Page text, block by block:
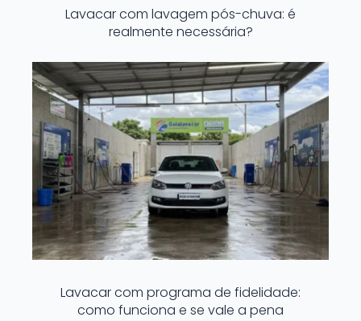
Lavacar com lavagem pós-chuva: é
realmente necessária?
Lavacar com programa de fidelidade:
como funciona e se vale a pena